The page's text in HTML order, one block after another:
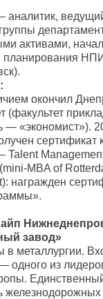
аналитик,
активами,
планирования
окончил
(факультет
— «экономист»).
сертификат
Talent
MBA of
награжден
завод»
в металлургии.
одного из